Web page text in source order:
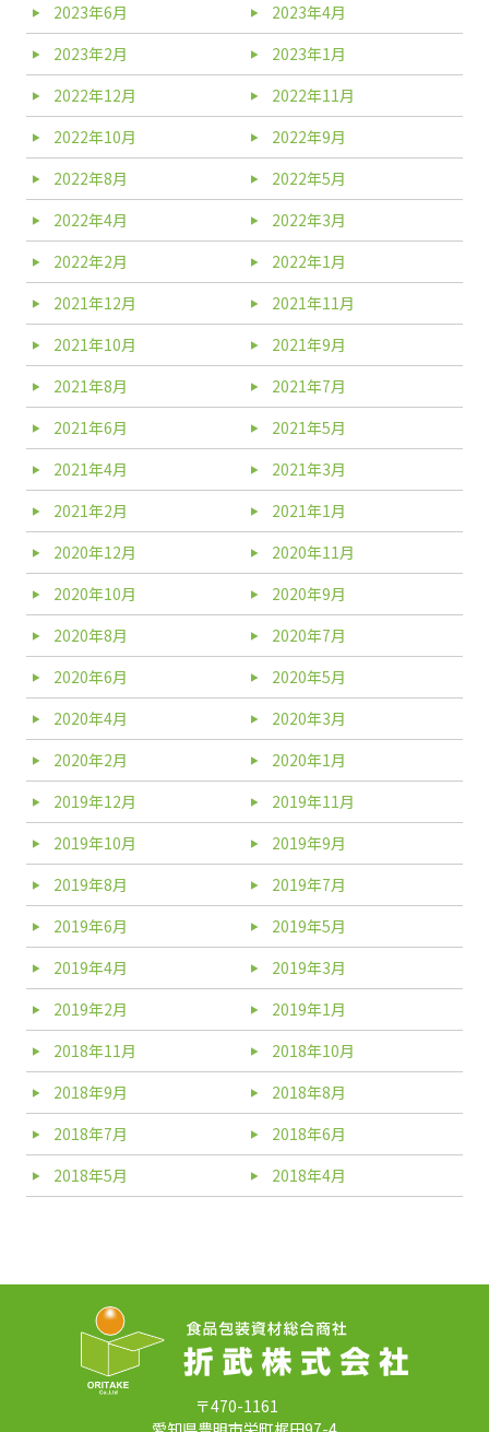
2023年6月
2023年4月
2023年2月
2023年1月
2022年12月
2022年11月
2022年10月
2022年9月
2022年8月
2022年5月
2022年4月
2022年3月
2022年2月
2022年1月
2021年12月
2021年11月
2021年10月
2021年9月
2021年8月
2021年7月
2021年6月
2021年5月
2021年4月
2021年3月
2021年2月
2021年1月
2020年12月
2020年11月
2020年10月
2020年9月
2020年8月
2020年7月
2020年6月
2020年5月
2020年4月
2020年3月
2020年2月
2020年1月
2019年12月
2019年11月
2019年10月
2019年9月
2019年8月
2019年7月
2019年6月
2019年5月
2019年4月
2019年3月
2019年2月
2019年1月
2018年11月
2018年10月
2018年9月
2018年8月
2018年7月
2018年6月
2018年5月
2018年4月
〒470-1161